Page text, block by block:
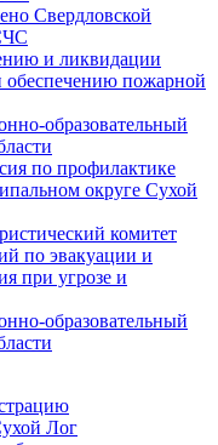
Свердловской
и ликвидации
обеспечению пожарной
образовательный
по профилактике
округе Сухой
комитет
по эвакуации и
при угрозе и
образовательный
Лог